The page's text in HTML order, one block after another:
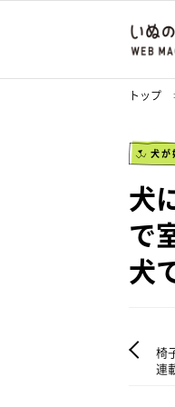
トップ
犬が
犬
で
犬
椅
連